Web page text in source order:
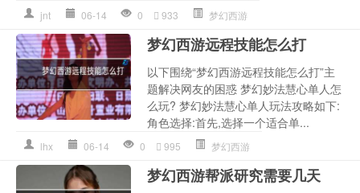
jnt 06-14 0 933 梦幻西游
梦幻西游远程技能怎么打
以下围绕“梦幻西游远程技能怎么打”主
题解决网友的困惑 梦幻妙法慧心单人怎
么玩? 梦幻妙法慧心单人玩法攻略如下:
角色选择:首先,选择一个适合单...
lhx 06-14 0 995 梦幻西游
梦幻西游帮派研究需要几天